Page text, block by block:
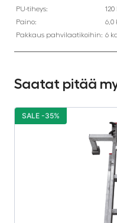
PU-tiheys:
Paino:
6,0
Pakkaus pahvilaatikoihin: 6
Saatat pitää
SALE -35%